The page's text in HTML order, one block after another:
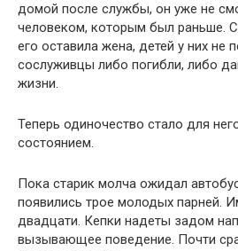
домой после службы, он уже не
человеком, которым был раньше.
его оставила жена, детей у них не
сослуживцы либо погибли, либо
жизни.
Теперь одиночество стало для
состоянием.
Пока старик молча ожидал
появились трое молодых парней.
двадцати. Кепки надеты задом
вызывающее поведение. Почти